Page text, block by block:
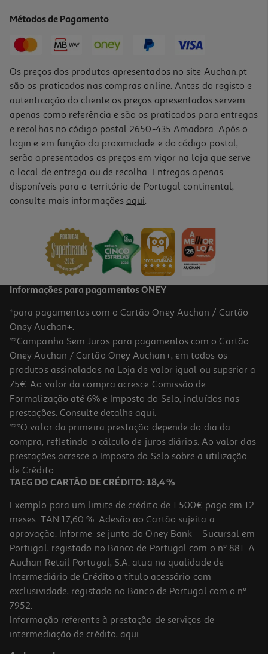
Verniz Unhas Essie To The Rescue Nu
14,39 €
Verniz Essie Unhas Color 41 Island Hop Nu
9.99 €/un
9,99 €
Maquilhagem Essie Gel Couture 557 Nu
Métodos de Pagamento
Os preços dos produtos apresentados no site Auchan.pt
são os praticados nas compras online. Antes do registo e
autenticação do cliente os preços apresentados servem
apenas como referência e são os praticados para entregas
e recolhas no código postal 2650-435 Amadora. Após o
login e em função da proximidade e do código postal,
serão apresentados os preços em vigor na loja que serve
o local de entrega ou de recolha. Entregas apenas
disponíveis para o território de Portugal continental,
consulte mais informações aqui.
Informações para pagamentos ONEY
*para pagamentos com o Cartão Oney Auchan / Cartão
Oney Auchan+.
**Campanha Sem Juros para pagamentos com o Cartão
Oney Auchan / Cartão Oney Auchan+, em todos os
produtos assinalados na Loja de valor igual ou superior a
75€. Ao valor da compra acresce Comissão de
Formalização até 6% e Imposto do Selo, incluídos nas
prestações. Consulte detalhe aqui.
***O valor da primeira prestação depende do dia da
compra, refletindo o cálculo de juros diários. Ao valor das
prestações acresce o Imposto do Selo sobre a utilização
de Crédito.
TAEG DO CARTÃO DE CRÉDITO: 18,4 %
Exemplo para um limite de crédito de 1.500€ pago em 12
meses. TAN 17,60 %. Adesão ao Cartão sujeita a
aprovação. Informe-se junto do Oney Bank – Sucursal em
Portugal, registado no Banco de Portugal com o nº 881. A
Auchan Retail Portugal, S.A. atua na qualidade de
Intermediário de Crédito a título acessório com
exclusividade, registado no Banco de Portugal com o nº
7952.
Informação referente à prestação de serviços de
intermediação de crédito, aqui.